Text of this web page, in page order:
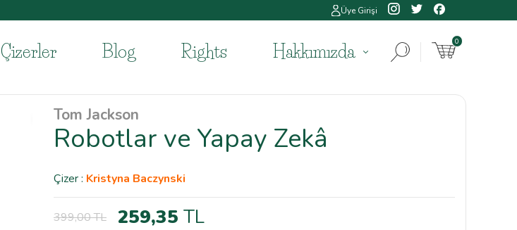
Üye Girişi
Çizerler Blog Rights Hakkımızda
0
Tom Jackson
Robotlar ve Yapay Zekâ
Çizer : Kristyna Baczynski
399,00TL 259,35 TL